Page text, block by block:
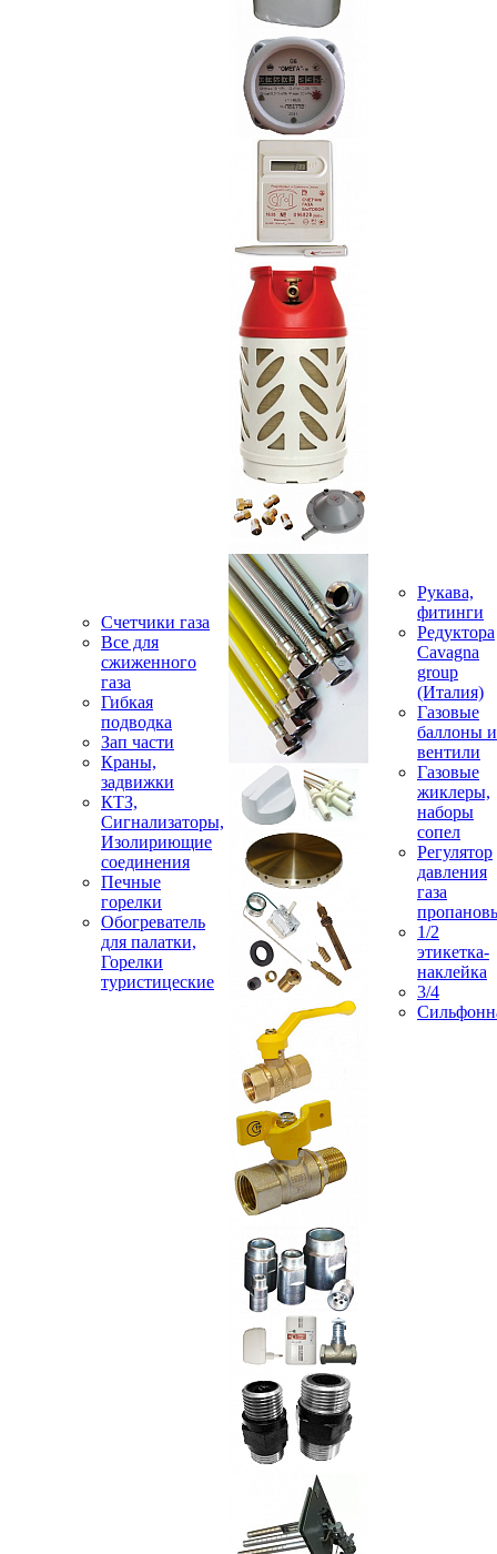
Счетчики газа
Все для
сжиженного
газа
Гибкая
подводка
Зап части
Краны,
задвижки
КТЗ,
Сигнализаторы,
Изолириющие
соединения
Печные
горелки
Обогреватель
для палатки,
Горелки
туристицеские
Рукава,
фитинги
Редуктора
Cavagna
group
(Италия)
Газовые
баллоны и
вентили
Газовые
жиклеры,
наборы
сопел
Регулятор
давления
газа
1/2
этикетка-
наклейка
3/4